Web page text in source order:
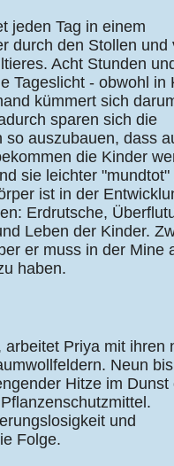
jeden Tag in einem
durch den Stollen und
Acht Stunden
Tageslicht - obwohl in
kümmert sich
sparen sich die
auszubauen, dass
die Kinder
sie leichter "mundtot"
ist in der
Erdrutsche,
Leben der Kinder.
er muss in der Mine
haben.
Priya mit ihren
Neun
Hitze im Dunst
und
Folge.